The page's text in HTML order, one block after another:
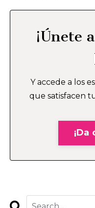
¡Únete
Y accede a los
que satisfacen